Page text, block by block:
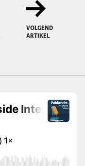
VOLGEND
ARTIKEL